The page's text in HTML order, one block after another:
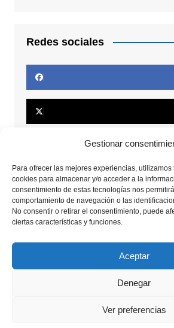
Gestionar
Para ofrecer las mejores experiencias,
cookies para almacenar y/o acceder a la
consentimiento de estas tecnologías nos
comportamiento de navegación o las
No consentir o retirar el consentimiento, puede
ciertas características y funciones.
Aceptar
Denegar
Ver preferencias
Redes sociales
Copyrights © 2025. Todos los